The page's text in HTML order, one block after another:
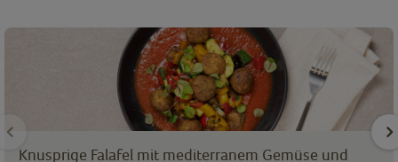
Knusprige Falafel mit mediterranem Gemüse und